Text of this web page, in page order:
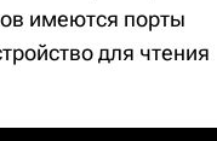
имеются порты
для чтения